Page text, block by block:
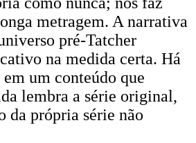
metragem. A narrativa
pré-Tatcher
na medida certa. Há
um conteúdo que
lembra a série original,
da própria série não